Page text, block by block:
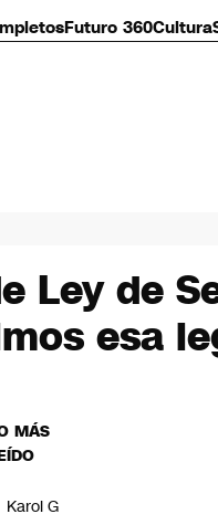
Futuro 360Cultura
Ley de
esa
MÁS
Karol G